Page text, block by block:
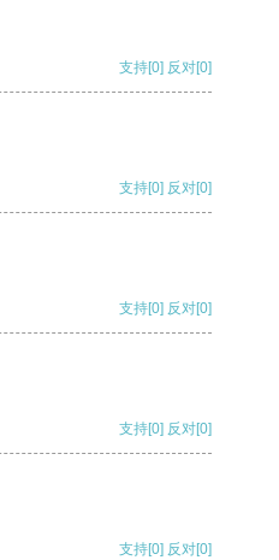
支持[0] 反对[0]
支持[0] 反对[0]
支持[0] 反对[0]
支持[0] 反对[0]
支持[0] 反对[0]